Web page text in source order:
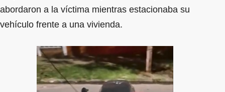
abordaron a la víctima mientras estacionaba su
vehículo frente a una vivienda.